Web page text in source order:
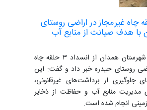
۳ حلقه چاه غیرمجاز در اراضی روستای
با هدف صیانت از منابع آب
مدیر منابع آب شهرستان همدان از انسداد ۳ حلقه چاه
روستای حیدره خبر داد و گفت: این
جلوگیری از برداشت‌های غیرقانونی،
مدیریت منابع آب و حفاظت از ذخایر
انجام شده است.